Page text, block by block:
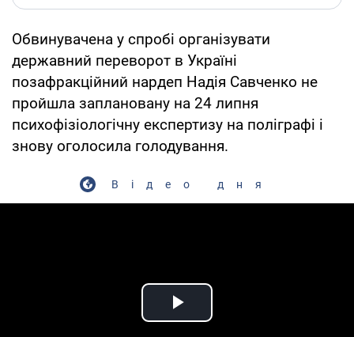
Обвинувачена у спробі організувати
державний переворот в Україні
позафракційний нардеп Надія Савченко не
пройшла заплановану на 24 липня
психофізіологічну експертизу на поліграфі і
знову оголосила голодування.
Відео дня
Play Video